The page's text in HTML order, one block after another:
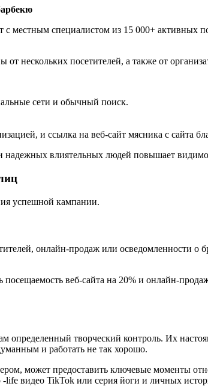
местным специалистом из 15 000+ активных
нескольких посетителей, а также от
сети и обычный поиск.
и ссылка на веб-сайт мясника с сайта
надежных влиятельных людей повышает
успешной кампании.
онлайн-продаж или осведомленности
веб-сайта на 20% и онлайн-
творческий контроль. Их
и работать не так хорошо.
может предоставить ключевые моменты
видео TikTok или серия йоги и личных